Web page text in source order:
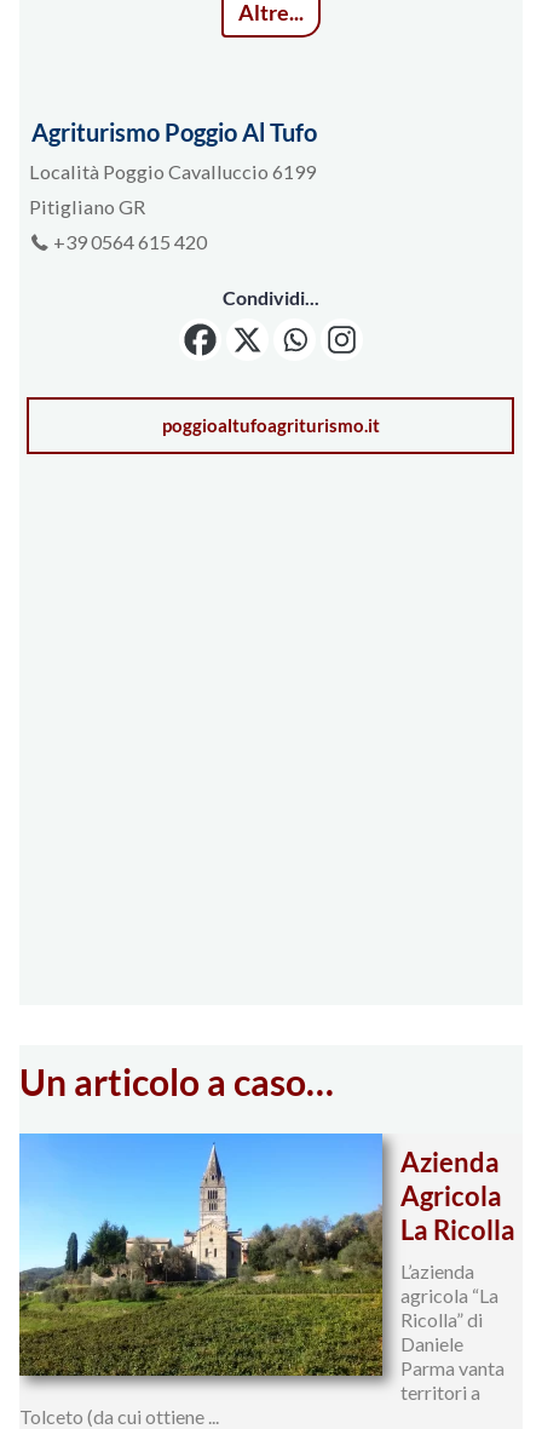
Altre...
Agriturismo Poggio Al Tufo
Località Poggio Cavalluccio 6199
Pitigliano GR
+39 0564 615 420
Condividi...
poggioaltufoagriturismo.it
Un articolo a caso…
Azienda
Agricola
La Ricolla
L’azienda
agricola “La
Ricolla” di
Daniele
Parma vanta
territori a
Tolceto (da cui ottiene ...